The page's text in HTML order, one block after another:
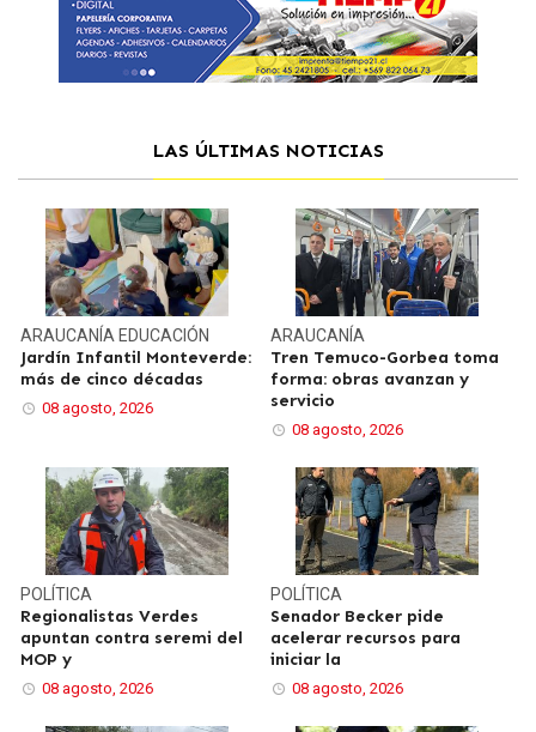
LAS ÚLTIMAS NOTICIAS
ARAUCANÍA EDUCACIÓN
Jardín Infantil Monteverde:
más de cinco décadas
08 agosto, 2026
ARAUCANÍA
Tren Temuco-Gorbea toma
forma: obras avanzan y
servicio
08 agosto, 2026
POLÍTICA
Regionalistas Verdes
apuntan contra seremi del
MOP y
08 agosto, 2026
POLÍTICA
Senador Becker pide
acelerar recursos para
iniciar la
08 agosto, 2026